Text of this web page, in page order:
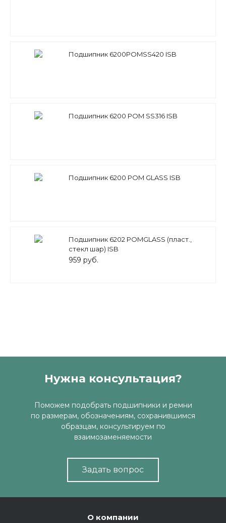
Подшипник 6200POMSS420 ISB
Подшипник 6200 POM SS316 ISB
Подшипник 6200 POM GLASS ISB
Подшипник 6202 POMGLASS (пласт.,
стекл шар) ISB
959 руб.
Нужна консультация?
Поможем подобрать подшипники и ремни
по размерам, обозначениям, сохранившимся
образцам, консультируем по
взаимозаменяемости
Задать вопрос
О компании